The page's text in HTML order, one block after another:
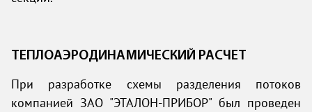
ТЕПЛОАЭРОДИНАМИЧЕСКИЙ РАСЧЕТ
При разработке схемы разделения потоков
компанией ЗАО "ЭТАЛОН-ПРИБОР" был проведен